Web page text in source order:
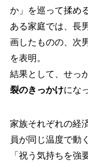
か」を巡って揉め
ある家庭では、長
画したものの、次
を表明。
結果として、せっ
裂のきっかけにな
家族それぞれの経
員が同じ温度で動
「祝う気持ちを強